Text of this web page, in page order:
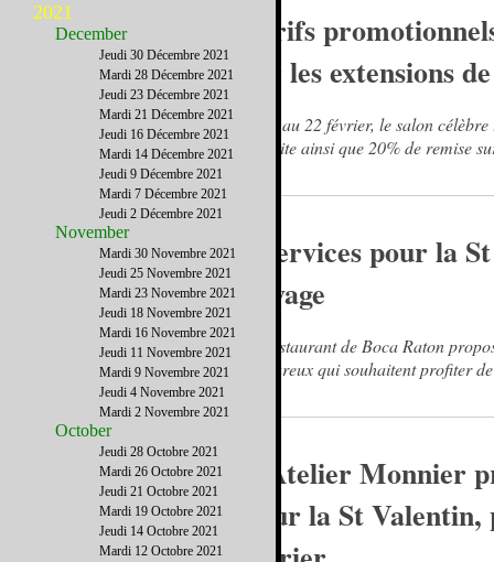
Tarifs
sur les extensions
Du 8 au 22 février, le salon
gratuite ainsi que 20% de remise
2 services pour la
Rivage
Le restaurant de Boca Raton
amoureux qui souhaitent profiter
L’Atelier Monnier
pour la St
2021
December
Jeudi 30 Décembre 2021
Mardi 28 Décembre 2021
Jeudi 23 Décembre 2021
Mardi 21 Décembre 2021
Jeudi 16 Décembre 2021
Mardi 14 Décembre 2021
Jeudi 9 Décembre 2021
Mardi 7 Décembre 2021
Jeudi 2 Décembre 2021
November
Mardi 30 Novembre 2021
Jeudi 25 Novembre 2021
Mardi 23 Novembre 2021
Jeudi 18 Novembre 2021
Mardi 16 Novembre 2021
Jeudi 11 Novembre 2021
Mardi 9 Novembre 2021
Jeudi 4 Novembre 2021
Mardi 2 Novembre 2021
October
Jeudi 28 Octobre 2021
Mardi 26 Octobre 2021
Jeudi 21 Octobre 2021
Mardi 19 Octobre 2021
Jeudi 14 Octobre 2021
Mardi 12 Octobre 2021